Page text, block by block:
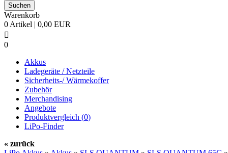
Warenkorb
0 Artikel | 0,00 EUR

0
Akkus
Ladegeräte / Netzteile
Sicherheits-/ Wärmekoffer
Zubehör
Merchandising
Angebote
Produktvergleich (0)
LiPo-Finder
« zurück